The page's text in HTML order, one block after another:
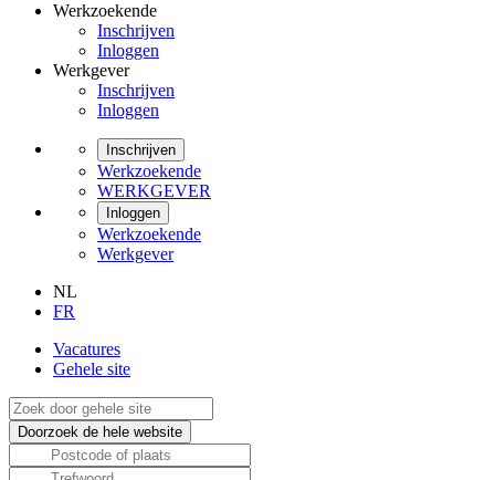
Werkzoekende
Inschrijven
Inloggen
Werkgever
Inschrijven
Inloggen
Inschrijven
Werkzoekende
WERKGEVER
Inloggen
Werkzoekende
Werkgever
NL
FR
Vacatures
Gehele site